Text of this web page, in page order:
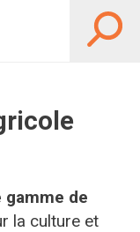
gamme de
la culture et